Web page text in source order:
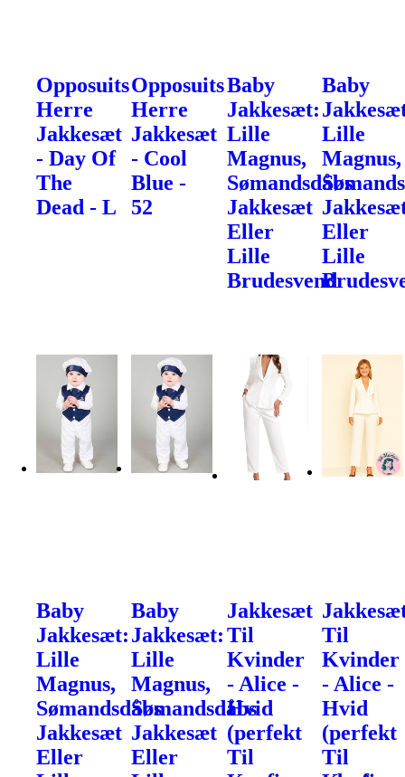
Opposuits
Herre
Jakkesæt
- Day Of
The
Dead - L
Opposuits
Herre
Jakkesæt
- Cool
Blue -
52
Baby
Jakkesæt:
Lille
Magnus,
Sømandsdåbs
Jakkesæt
Eller
Lille
Brudesvend
Baby
Lille
Magnus,
Eller
Lille
Baby
Jakkesæt:
Lille
Magnus,
Sømandsdåbs
Jakkesæt
Eller
Baby
Jakkesæt:
Lille
Magnus,
Sømandsdåbs
Jakkesæt
Eller
Jakkesæt
Til
Kvinder
- Alice -
Hvid
(perfekt
Til
Til
Kvinder
- Alice -
Hvid
(perfekt
Til